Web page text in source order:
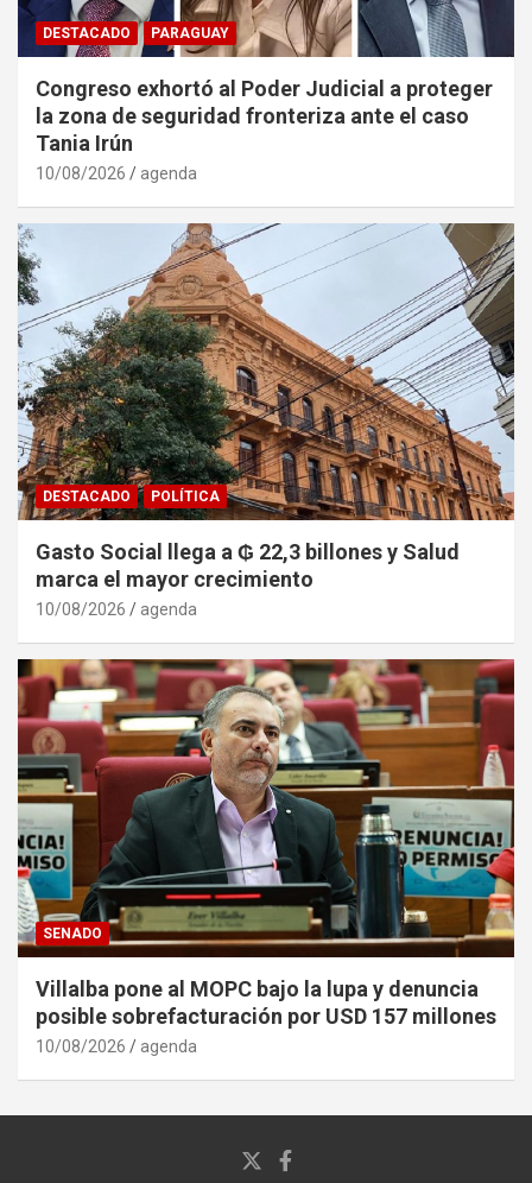
DESTACADO PARAGUAY
Congreso exhortó al Poder Judicial a proteger
la zona de seguridad fronteriza ante el caso
Tania Irún
10/08/2026 agenda
DESTACADO POLÍTICA
Gasto Social llega a ₲ 22,3 billones y Salud
marca el mayor crecimiento
10/08/2026 agenda
SENADO
Villalba pone al MOPC bajo la lupa y denuncia
posible sobrefacturación por USD 157 millones
10/08/2026 agenda